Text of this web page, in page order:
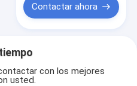
Contactar ahora
con los mejores
usted.